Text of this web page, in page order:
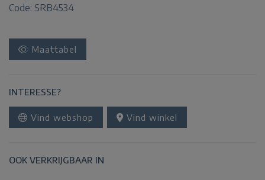
Code: SRB4534
Maattabel
INTERESSE?
Vind webshop Vind winkel
OOK VERKRIJGBAAR IN